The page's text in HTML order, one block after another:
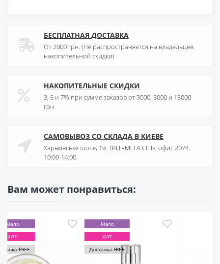
БЕСПЛАТНАЯ ДОСТАВКА
От 2000 грн. (Не распространяется на владельцев
накопительной скидки)
НАКОПИТЕЛЬНЫЕ СКИДКИ
3, 5 и 7% при сумме заказов от 3000, 5000 и 15000
грн
САМОВЫВОЗ СО СКЛАДА В КИЕВЕ
Харьківське шосе, 19. ТРЦ «МЕГА СІТІ», офис 2074.
10:00-14:00.
Вам может понравиться:
Мало
ХИТ
FREE